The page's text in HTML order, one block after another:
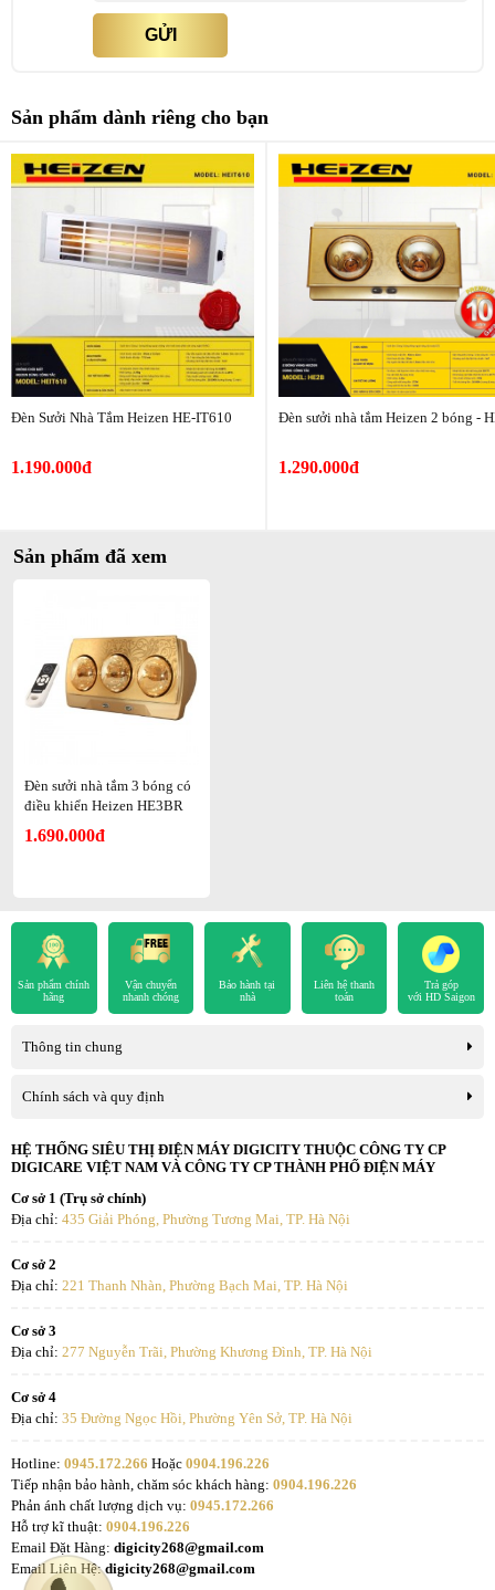
đều có thiết kế công tắc riêng biệt và nắp đậy chống nước tạo an
Đèn Sưởi Nhà Tắm Heizen HE3BR không tạo ra cảm giác khô
da, không hề đốt cháy oxi và các triệu chứng đau, phù nề, khớp,
giảm các chứng căng thẳng và mệt mỏi.... rất có lợi cho sức khỏe
của trẻ em và người già.
GỬI
Sản phẩm dành riêng cho bạn
Đèn Sưởi Nhà Tắm Heizen HE-IT610
1.190.000đ
Đèn sưởi nhà tắm Heizen 2 bóng -
1.290.000đ
Sản phẩm đã xem
Đèn sưởi nhà tắm 3 bóng có
điều khiển Heizen HE3BR
1.690.000đ
Sản phẩm chính
hãng
Vận chuyển
nhanh chóng
Bảo hành tại
nhà
Liên hệ thanh
toán
Trả góp
với HD Saigon
Thông tin chung
Chính sách và quy định
HỆ THỐNG SIÊU THỊ ĐIỆN MÁY DIGICITY THUỘC CÔNG TY CP
DIGICARE VIỆT NAM VÀ CÔNG TY CP THÀNH PHỐ ĐIỆN MÁY
Cơ sở 1 (Trụ sở chính)
Địa chỉ: 435 Giải Phóng, Phường Tương Mai, TP. Hà Nội
Cơ sở 2
Địa chỉ: 221 Thanh Nhàn, Phường Bạch Mai, TP. Hà Nội
Cơ sở 3
Địa chỉ: 277 Nguyễn Trãi, Phường Khương Đình, TP. Hà Nội
Cơ sở 4
Địa chỉ: 35 Đường Ngọc Hồi, Phường Yên Sở, TP. Hà Nội
Hotline: 0945.172.266 Hoặc 0904.196.226
Tiếp nhận bảo hành, chăm sóc khách hàng: 0904.196.226
Phản ánh chất lượng dịch vụ: 0945.172.266
Hỗ trợ kĩ thuật: 0904.196.226
Email Đặt Hàng: digicity268@gmail.com
Email Liên Hệ:digicity268@gmail.com